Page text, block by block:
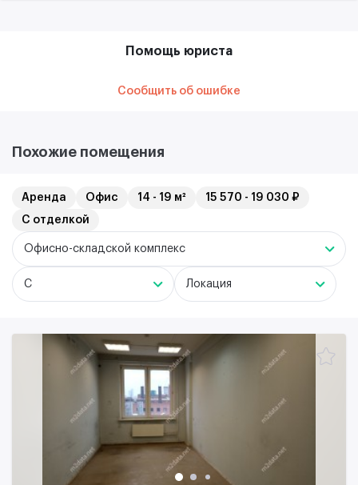
Помощь юриста
Сообщить об ошибке
Похожие помещения
Аренда Офис 14 - 19 м²
15 570 - 19 030 ₽
С отделкой
Офисно-складской комплекс
C Локация